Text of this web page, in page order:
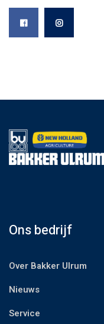
Ons bedrijf
Over Bakker Ulrum
Nieuws
Service